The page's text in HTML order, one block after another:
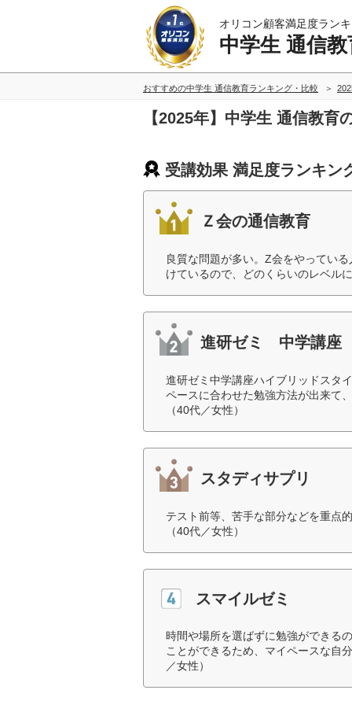
オリコン顧客満足度ラン
中学生 通信教
おすすめの中学生 通信教育ランキング・比較
【2025年】中学生 通信教育
受講効果 満足度ランキン
Ｚ会の通信教育
良質な問題が多い。Z会をやってい
けているので、どのくらいのレベル
進研ゼミ 中学講座
進研ゼミ中学講座ハイブリッドスタ
ペースに合わせた勉強方法が出来て
（40代／女性）
スタディサプリ
テスト前等、苦手な部分などを重点
（40代／女性）
スマイルゼミ
時間や場所を選ばずに勉強ができる
ことができるため、マイペースな自
／女性）